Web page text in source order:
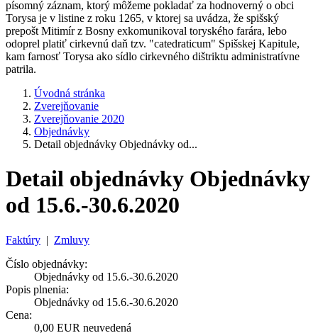
písomný záznam, ktorý môžeme pokladať za hodnoverný o obci
Torysa je v listine z roku 1265, v ktorej sa uvádza, že spišský
prepošt Mitimír z Bosny exkomunikoval toryského farára, lebo
odoprel platiť cirkevnú daň tzv. "catedraticum" Spišskej Kapitule,
kam farnosť Torysa ako sídlo cirkevného dištriktu administratívne
patrila.
Úvodná stránka
Zverejňovanie
Zverejňovanie 2020
Objednávky
Detail objednávky Objednávky od...
Detail objednávky Objednávky
od 15.6.-30.6.2020
Faktúry | Zmluvy
Číslo objednávky:
Objednávky od 15.6.-30.6.2020
Popis plnenia:
Objednávky od 15.6.-30.6.2020
Cena:
0,00 EUR neuvedená